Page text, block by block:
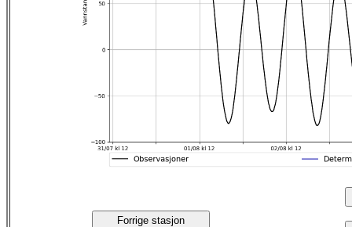
Forrige stasjon